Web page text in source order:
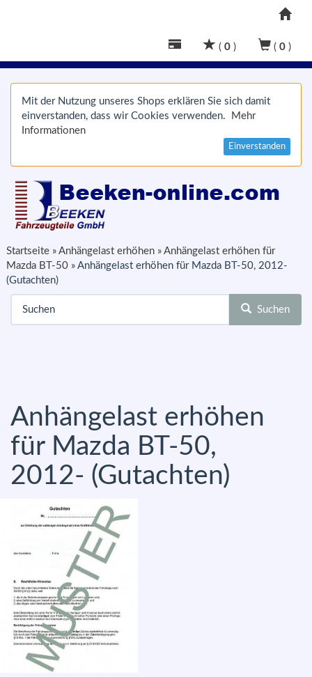
( 0 ) ( 0 )
Mit der Nutzung unseres Shops erklären Sie sich damit
einverstanden, dass wir Cookies verwenden.
Mehr
Informationen
Einverstanden
Startseite » Anhängelast erhöhen » Anhängelast erhöhen für
Mazda BT-50 » Anhängelast erhöhen für Mazda BT-50, 2012-
(Gutachten)
Suchen
Anhängelast erhöhen
für Mazda BT-50,
2012- (Gutachten)